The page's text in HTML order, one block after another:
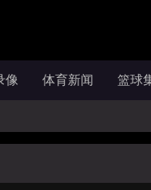
像 体育新闻 篮球